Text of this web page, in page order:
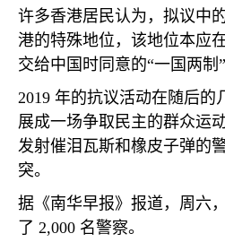
许多香港居民认为，拟议中
港的特殊地位，该地位本应
交给中国时同意的“一国两制
2019 年的抗议活动在随后的
展成一场争取民主的群众运
发射催泪瓦斯和橡皮子弹的
突。
据《南华早报》报道，周六
了 2,000 名警察。